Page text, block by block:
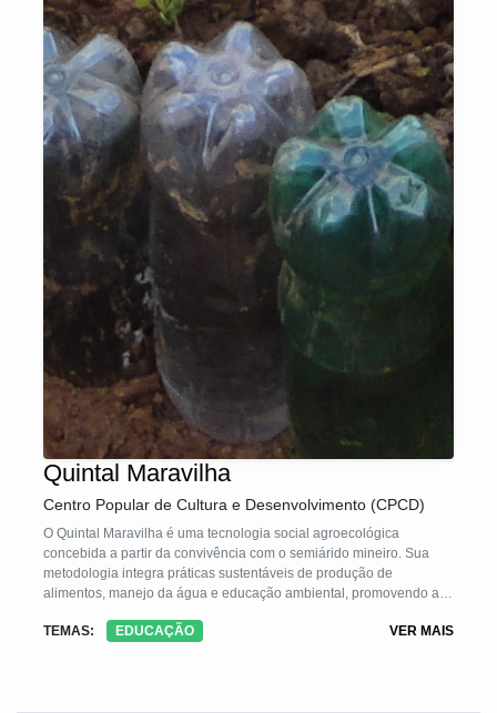
Quintal Maravilha
Centro Popular de Cultura e Desenvolvimento (CPCD)
O Quintal Maravilha é uma tecnologia social agroecológica
concebida a partir da convivência com o semiárido mineiro. Sua
metodologia integra práticas sustentáveis de produção de
alimentos, manejo da água e educação ambiental, promovendo a
comunitário. A experiência bem-sucedida no semiárido mineiro
TEMAS: EDUCAÇÃO VER MAIS